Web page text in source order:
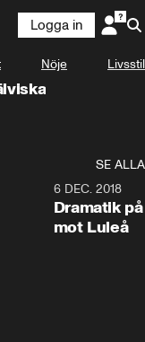
Logga in
Nöje Livsstil
SE ALLA
6 DEC. 2018
Dramatik
mot Luleå